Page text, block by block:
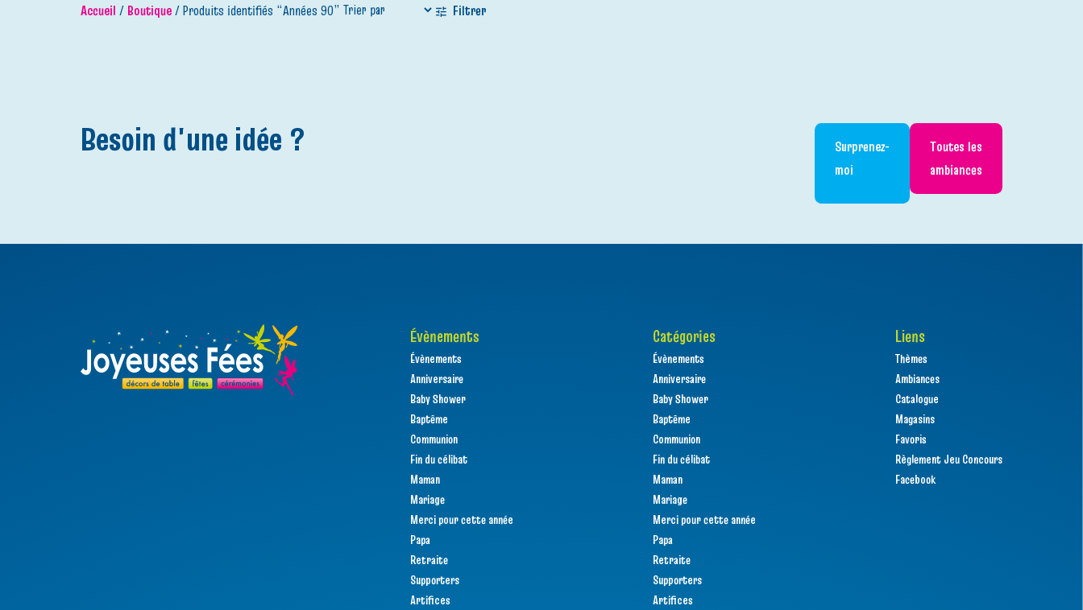
Accueil / Boutique/ Produits identifiés “Années 90” Filtrer
Besoin d'une idée ?
Explorateur
Surprenez-
moi
Toutes les
ambiances
Évènements
Évènements
Anniversaire
Baby Shower
Baptême
Communion
Fin du célibat
Maman
Mariage
Merci pour cette année
Papa
Retraite
Supporters
Artifices
Catégories
Évènements
Anniversaire
Baby Shower
Baptême
Communion
Fin du célibat
Maman
Mariage
Merci pour cette année
Papa
Retraite
Supporters
Artifices
Liens
Thèmes
Ambiances
Catalogue
Magasins
Favoris
Règlement Jeu Concours
Facebook